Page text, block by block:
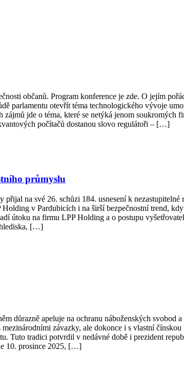
občanů. Program konference je zde. O jejím
parlamentu otevřít téma technologického vývoje
jde o téma, které se netýká jenom soukromých
počítačů dostanou slovo regulátoři – […]
průmyslu
na své 26. schůzi 184. usnesení k
v Pardubicích i na širší bezpečnostní trend,
útoku na firmu LPP Holding a o postupu
hlediska, […]
důrazně apeluje na ochranu náboženských svobod
závazky, ale dokonce i s vlastní
Tuto tradici potvrdil v nedávné době i prezident
10. prosince 2025, […]